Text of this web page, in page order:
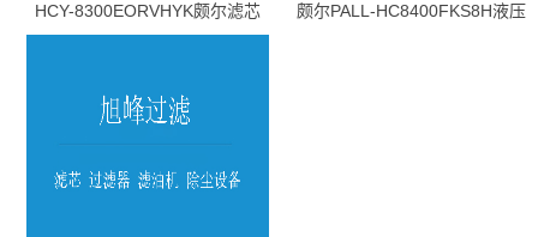
HCY-8300EORVHYK颇尔滤芯
颇尔PALL-HC8400FKS8H液压